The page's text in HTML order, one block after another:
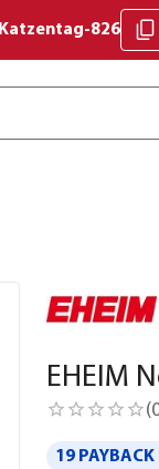
Katzentag-826
EHEIM
(
19